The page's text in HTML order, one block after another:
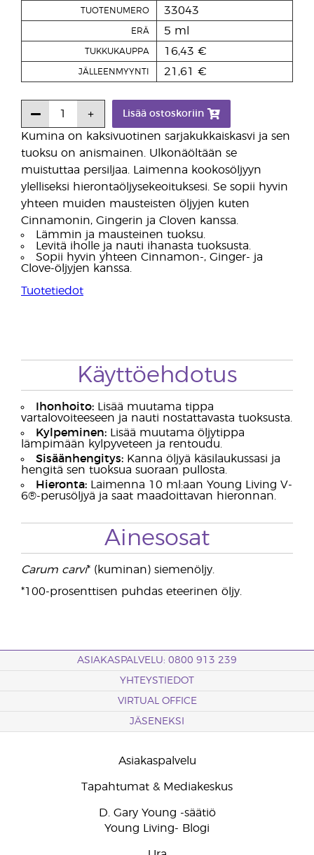
Kumina on kaksivuotinen sarjakukkaiskasvi ja sen
tuoksu on anismainen. Ulkonäöltään se
muistuttaa persiljaa. Laimenna kookosöljyyn
ylelliseksi hierontaöljysekeoituksesi. Se sopii hyvin
yhteen muiden mausteisten öljyjen kuten
Cinnamonin, Gingerin ja Cloven kanssa.
Lämmin ja mausteinen tuoksu.
Levitä iholle ja nauti ihanasta tuoksusta.
Sopii hyvin yhteen Cinnamon-, Ginger- ja
Clove-öljyjen kanssa.
Tuotetiedot
TUOTENUMERO 33043
ERÄ 5 ml
TUKKUKAUPPA 16,43 €
JÄLLEENMYYNTI 21,61 €
Lisää ostoskoriin
Käyttöehdotus
Ihonhoito: Lisää muutama tippa
vartalovoiteeseen ja nauti nostattavasta tuoksusta.
Kylpeminen: Lisää muutama öljytippa
lämpimään kylpyveteen ja rentoudu.
Sisäänhengitys: Kanna öljyä käsilaukussasi ja
hengitä sen tuoksua suoraan pullosta.
Hieronta: Laimenna 10 ml:aan Young Living V-
6®-perusöljyä ja saat maadoittavan hieronnan.
Ainesosat
Carum carvi* (kuminan) siemenöljy.
*100-prosenttisen puhdas eteerinen öljy.
ASIAKASPALVELU: 0800 913 239
YHTEYSTIEDOT
VIRTUAL OFFICE
JÄSENEKSI
Asiakaspalvelu
Tapahtumat & Mediakeskus
D. Gary Young -säätiö
Young Living- Blogi